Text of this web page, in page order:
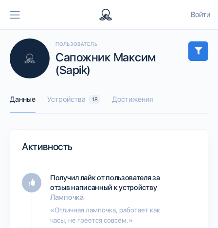
Войти
ПОЛЬЗОВАТЕЛЬ
Сапожник Максим
(Sapik)
Данные Устройства 18 Достижения
Активность
Получил лайк от пользователяза
отзыв написанный к устройству
Лампочка
«Отличная лампочка, работает как
часы, не греется совсем.»